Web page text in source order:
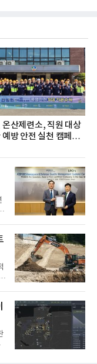
온산제련소, 직원 대상
방 안전 실천 캠페인